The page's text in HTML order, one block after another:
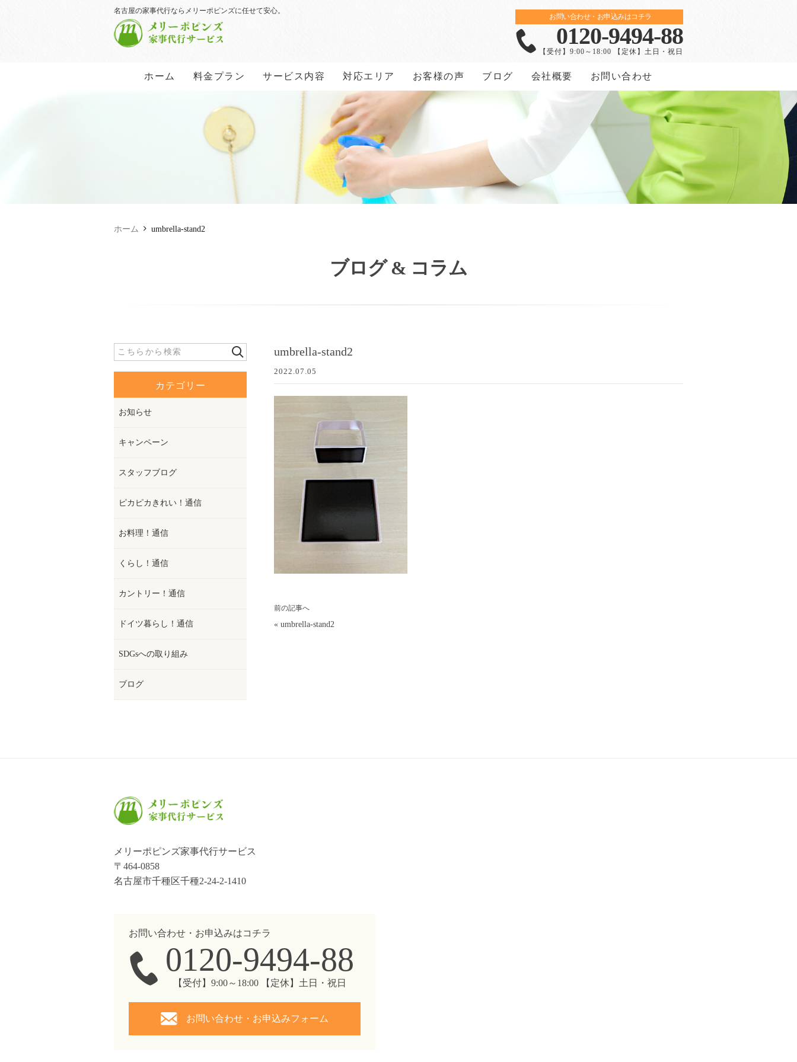
名古屋の家事代行ならメリーポピンズに任せて安心。
お問い合わせ・お申込みはコチラ
0120-9494-88
【受付】9:00～18:00 【定休】土日・祝日
ホーム 料金プラン サービス内容 対応エリア お客様の声 ブログ 会社概要 お問い合わせ
ホーム umbrella-stand2
ブログ & コラム
umbrella-stand2
2022.07.05
前の記事へ
« umbrella-stand2
カテゴリー
お知らせ
キャンペーン
スタッフブログ
ピカピカきれい！通信
お料理！通信
くらし！通信
カントリー！通信
ドイツ暮らし！通信
SDGsへの取り組み
ブログ
メリーポピンズ家事代行サービス
〒464-0858
名古屋市千種区千種2-24-2-1410
お問い合わせ・お申込みはコチラ
0120-9494-88
【受付】9:00～18:00 【定休】土日・祝日
お問い合わせ・お申込みフォーム